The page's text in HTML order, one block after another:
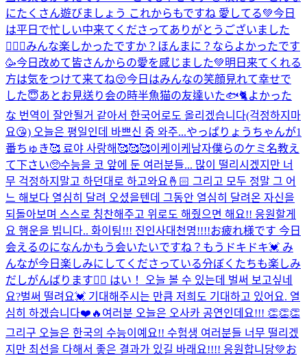
にたくさん遊びましょう これからもですね 愛してる💚今日
は平日で忙しい中来てくださってありがとうございました
🙇🏻‍♂️みんな楽しかったですか？ほんまに？ならよかったです
🥳今日改めて皆さんからの愛を感じました💚明日来てくれる
方は気をつけて来てね😚今日はみんなの笑顔見れて幸せで
した😇あとお見送り会の時半魚猫の友達いた🐟🐈よかった
な 번역이 잘안될거 같아서 한국어로도 올리겠습니다(걱정하지마
요😘) 오늘은 평일인데 바쁘신 중 와주...やっぱりょうちゃんが1
番ちゅき🥰 료야 사랑해🥰🥰🥰이케이케남자僕らのケミ名教え
て下さい🥺수능을 코 앞에 둔 여러분들... 많이 떨리시겠지만 너
무 걱정하지말고 하던대로 하고와요🤞🏻 그리고 모두 정말 그 어
느 해보다 열심히 달려 오셨을텐데 그동안 열심히 달려온 자신을
되돌아보며 스스로 칭찬해주고 위로도 해줬으면 해요!! 응원할게
요 행운을 빕니다.. 화이팅!!! 진인사대천명!!!!お疲れ様です 今日
会えるのになんかもう会いたいですね？もうドキドキ💓 み
んなが今日楽しみにしてくださっている分ぼくたちも楽しみ
だしがんばります❤️‍🔥 はい！ 오늘 볼 수 있는데 벌써 보고싶네
요?벌써 떨려요💓 기대해주시는 만큼 저희도 기대하고 있어요. 열
심히 하겠습니다❤️🔥 여러분 오늘은 오사카 공연인데요!!! 👏👏👏
그리구 오늘은 한국의 수능이예요!! 수험생 여러분들 너무 떨리겠
지만 최선을 다해서 좋은 결과가 있길 바래요!!!! 응원합니당💚お